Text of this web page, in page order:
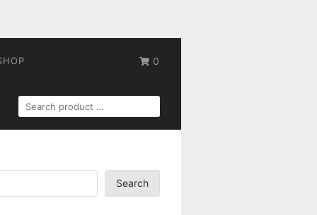
0
SEARCH
FOR:
Search